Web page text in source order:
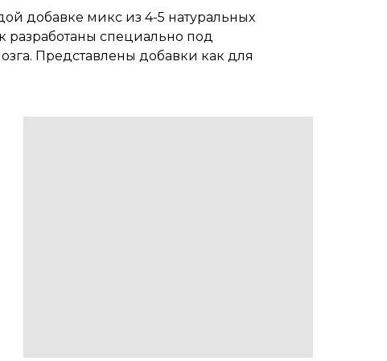
добавке микс из 4-5 натуральных
разработаны специально под
Представлены добавки как для